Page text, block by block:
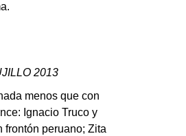
2013
menos que con
Ignacio Truco y
frontón peruano; Zita